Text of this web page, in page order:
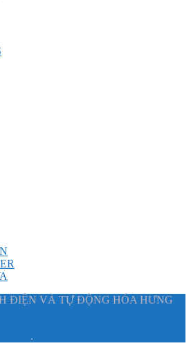
ĐIỆN VÀ TỰ ĐỘNG HÓA HƯNG
.